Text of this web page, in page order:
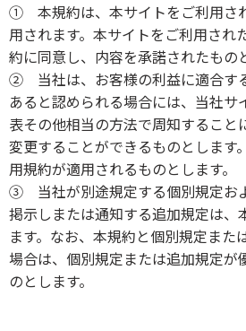
① 本規約は、本サイトをご利用さ
用されます。本サイトをご利用され
約に同意し、内容を承諾されたもの
② 当社は、お客様の利益に適合す
あると認められる場合には、当社サ
表その他相当の方法で周知すること
変更することができるものとします
用規約が適用されるものとします。
③ 当社が別途規定する個別規定お
掲示しまたは通知する追加規定は、
ます。なお、本規約と個別規定また
場合は、個別規定または追加規定が
のとします。